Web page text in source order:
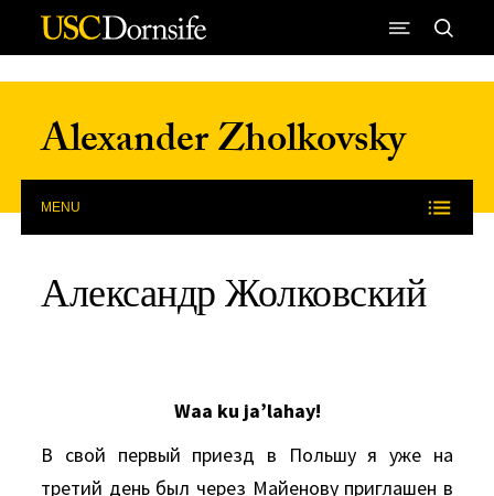
Skip to Content
Alexander Zholkovsky
MENU
Александр Жолковский
Waa ku ja’lahay!
В свой первый приезд в Польшу я уже на
третий день был через Майенову приглашен в